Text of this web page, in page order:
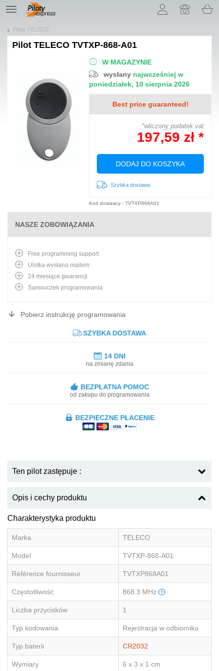
TE
navigation
Piloty TELECO
Pilot TELECO TVTXP-868-A01
W MAGAZYNIE
wysłany najwcześniej w
poniedziałek, 10 sierpnia 2026
Best price guaranteed!
*wliczony podatek vat
197,59 zł *
DODAJ DO KOSZYKA
Szybka dostawa
Kod dostawcy : TVTXP868A01
NASZE ZOBOWIĄZANIA
Free programming support
Ulotka wysłana mailem
24 miesiące gwarancji
Samouczek programowania
Pobierz instrukcję programowania
SZYBKA DOSTAWA
14 DNI
na zmianę zdania
BEZPŁATNA POMOC
od zakupu do programowania
BEZPIECZNE PŁACENIE
Ten pilot zastępuje :
Opis i cechy produktu
Charakterystyka produktu
Marka TELECO
Model TVTXP-868-A01
Référence fournisseur TVTXP868A01
Częstotliwość 868.3 MHz
Liczba przycisków 1
Typ kodowania Rejestracja w odbiorniku
Typ baterii CR2032
Wymiary 6 x 3 x 1 cm
Pozwól, że przedstawimy nasze ciasteczka!